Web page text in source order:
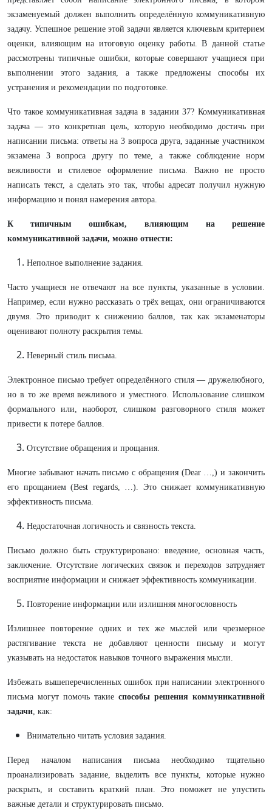
экзаменуемый должен выполнить определённую коммуникативную
задачу. Успешное решение этой задачи является ключевым критерием
оценки, влияющим на итоговую оценку работы. В данной статье
рассмотрены типичные ошибки, которые совершают учащиеся при
выполнении этого задания, а также предложены способы их
устранения и рекомендации по подготовке.
Что такое коммуникативная задача в задании 37? Коммуникативная
задача — это конкретная цель, которую необходимо достичь при
написании письма: ответы на 3 вопроса друга, заданные участником
экзамена 3 вопроса другу по теме, а также соблюдение норм
вежливости и стилевое оформление письма. Важно не просто
написать текст, а сделать это так, чтобы адресат получил нужную
информацию и понял намерения автора.
К типичным ошибкам, влияющим на решение
коммуникативной задачи, можно отнести:
Неполное выполнение задания.
Часто учащиеся не отвечают на все пункты, указанные в условии.
Например, если нужно рассказать о трёх вещах, они ограничиваются
двумя. Это приводит к снижению баллов, так как экзаменаторы
оценивают полноту раскрытия темы.
Неверный стиль письма.
Электронное письмо требует определённого стиля — дружелюбного,
но в то же время вежливого и уместного. Использование слишком
формального или, наоборот, слишком разговорного стиля может
привести к потере баллов.
Отсутствие обращения и прощания.
Многие забывают начать письмо с обращения (Dear …,) и закончить
его прощанием (Best regards, …). Это снижает коммуникативную
эффективность письма.
Недостаточная логичность и связность текста.
Письмо должно быть структурировано: введение, основная часть,
заключение. Отсутствие логических связок и переходов затрудняет
восприятие информации и снижает эффективность коммуникации.
Повторение информации или излишняя многословность
Излишнее повторение одних и тех же мыслей или чрезмерное
растягивание текста не добавляют ценности письму и могут
указывать на недостаток навыков точного выражения мысли.
Избежать вышеперечисленных ошибок при написании электронного
письма могут помочь такие способы решения коммуникативной
задачи, как:
Внимательно читать условия задания.
Перед началом написания письма необходимо тщательно
проанализировать задание, выделить все пункты, которые нужно
раскрыть, и составить краткий план. Это поможет не упустить
важные детали и структурировать письмо.